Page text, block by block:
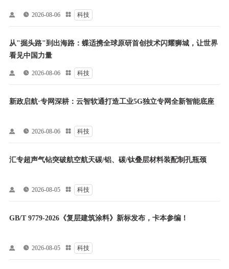
  2026-08-06  科技
从"掘头路"到出海路：蝶适携全球原研首创技术闪耀狮城，让世界
看见中国力量
  2026-08-06  科技
新政启航·专网深耕：云智软通打造工业5G独立专网全新智能底座
  2026-08-06  科技
汇专超声气钻突破航空航天碳/铝、碳/钛叠层材料装配制孔瓶颈
  2026-08-05  科技
GB/T 9779-2026《复层建筑涂料》新标发布，卡本参编！
  2026-08-05  科技